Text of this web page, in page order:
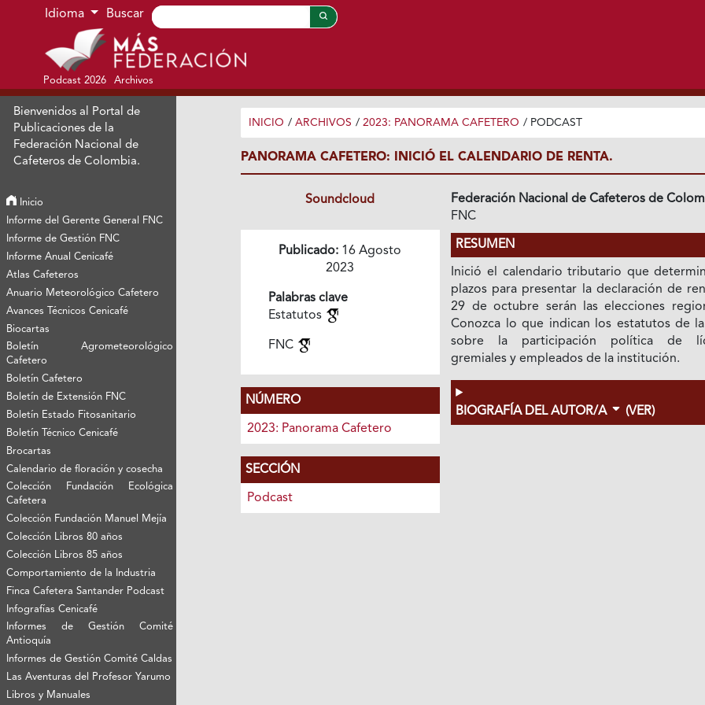
Ir al menú de navegación principal
Ir al contenido principal
Ir al pie de página del sitio
Idioma Buscar
Podcast 2026 Archivos
Bienvenidos al Portal de
Publicaciones de la
Federación Nacional de
Cafeteros de Colombia.
Inicio
Informe del Gerente General FNC
Informe de Gestión FNC
Informe Anual Cenicafé
Atlas Cafeteros
Anuario Meteorológico Cafetero
Avances Técnicos Cenicafé
Biocartas
Boletín Agrometeorológico
Cafetero
Boletín Cafetero
Boletín de Extensión FNC
Boletín Estado Fitosanitario
Boletín Técnico Cenicafé
Brocartas
Calendario de floración y cosecha
Colección Fundación Ecológica
Cafetera
Colección Fundación Manuel Mejía
Colección Libros 80 años
Colección Libros 85 años
Comportamiento de la Industria
Finca Cafetera Santander Podcast
Infografías Cenicafé
Informes de Gestión Comité
Antioquía
Informes de Gestión Comité Caldas
Las Aventuras del Profesor Yarumo
Libros y Manuales
INICIO / ARCHIVOS / 2023: PANORAMA CAFETERO / PODCAST
PANORAMA CAFETERO: INICIÓ EL CALENDARIO DE RENTA.
Soundcloud
Publicado: 16 Agosto
2023
Palabras clave
Estatutos
FNC
NÚMERO
2023: Panorama Cafetero
SECCIÓN
Podcast
Federación Nacional de Cafeteros de
FNC
RESUMEN
Inició el calendario tributario que
plazos para presentar la declaración de
29 de octubre serán las elecciones
Conozca lo que indican los estatutos de
sobre la participación política de
gremiales y empleados de la institución.
BIOGRAFÍA DEL AUTOR/A (VER)